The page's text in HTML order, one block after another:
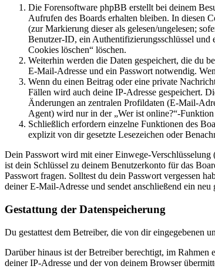
Die Forensoftware phpBB erstellt bei deinem
Aufrufen des Boards erhalten bleiben. In diesen
(zur Markierung dieser als gelesen/ungelesen;
Benutzer-ID, ein Authentifizierungsschlüssel und
Cookies löschen“ löschen.
Weiterhin werden die Daten gespeichert, die du
E-Mail-Adresse und ein Passwort notwendig.
Wenn du einen Beitrag oder eine private
Fällen wird auch deine IP-Adresse gespeichert.
Änderungen an zentralen Profildaten (E-Mail-
Agent) wird nur in der „Wer ist online?“-
Schließlich erfordern einzelne Funktionen des
explizit von dir gesetzte Lesezeichen oder
Dein Passwort wird mit einer Einwege-Verschlüsselung
ist dein Schlüssel zu deinem Benutzerkonto für das
Passwort fragen. Solltest du dein Passwort vergessen
deiner E-Mail-Adresse und sendet anschließend ein
Gestattung der Datenspeicherung
Du gestattest dem Betreiber, die von dir eingegebenen
Darüber hinaus ist der Betreiber berechtigt, im
deiner IP-Adresse und der von deinem Browser